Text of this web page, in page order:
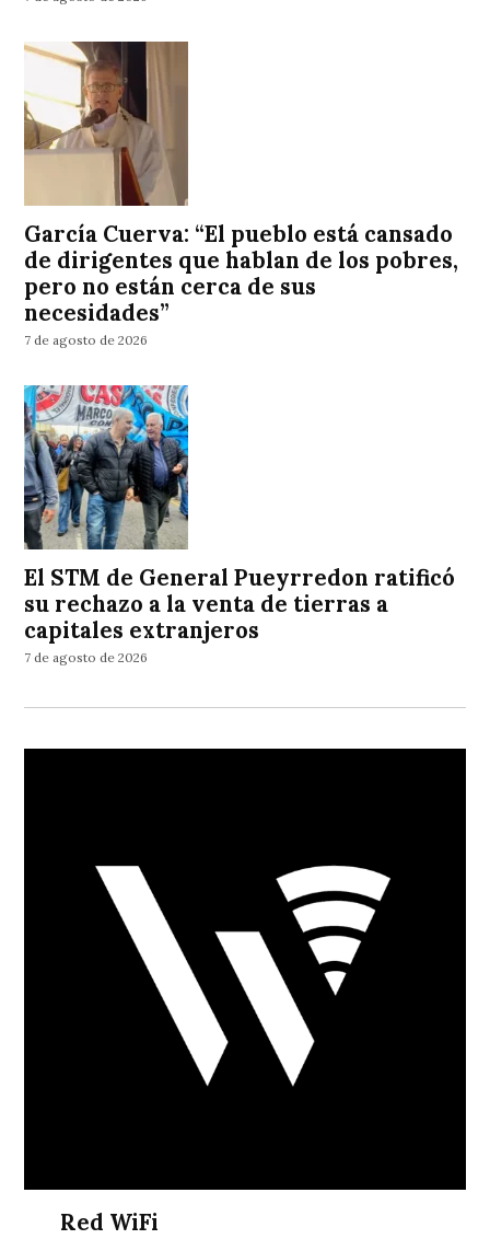
García Cuerva: “El pueblo está cansado
de dirigentes que hablan de los pobres,
pero no están cerca de sus
necesidades”
7 de agosto de 2026
El STM de General Pueyrredon ratificó
su rechazo a la venta de tierras a
capitales extranjeros
7 de agosto de 2026
Red WiFi